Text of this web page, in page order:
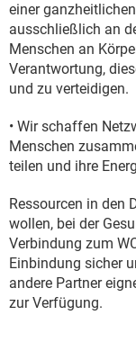
einer
ausschließlich an
Menschen an
Verantwortung,
und zu verteidigen.
• Wir schaffen
Menschen
teilen und ihre
Ressourcen in den
wollen, bei der
Verbindung zum
Einbindung sicher
andere Partner
zur Verfügung.